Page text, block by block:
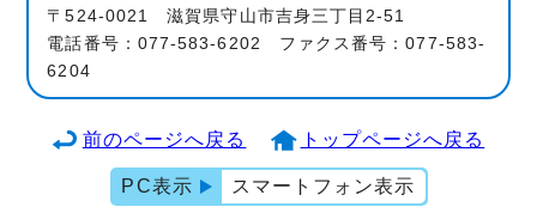
〒524-0021 滋賀県守山市吉身三丁目2-51
電話番号：077-583-6202 ファクス番号：077-583-
6204
前のページへ戻る トップページへ戻る
PC表示 スマートフォン表示